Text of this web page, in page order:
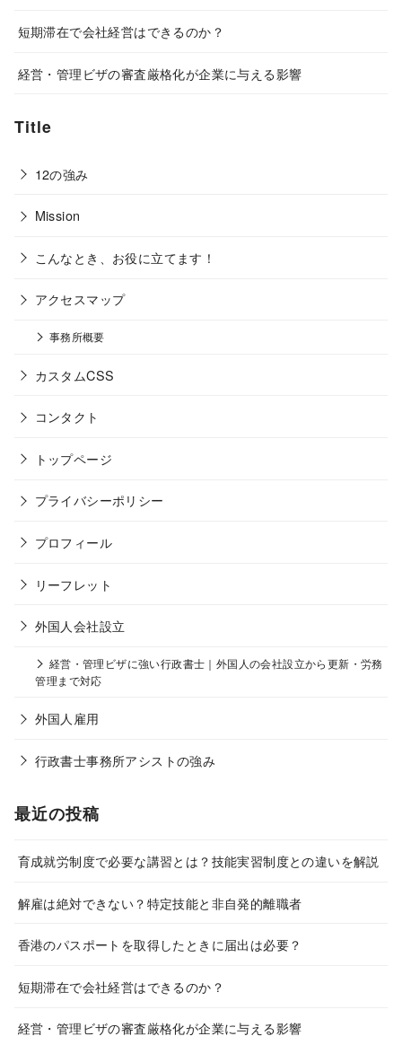
短期滞在で会社経営はできるのか？
経営・管理ビザの審査厳格化が企業に与える影響
Title
12の強み
Mission
こんなとき、お役に立てます！
アクセスマップ
事務所概要
カスタムCSS
コンタクト
トップページ
プライバシーポリシー
プロフィール
リーフレット
外国人会社設立
経営・管理ビザに強い行政書士｜外国人の会社設立から更新・労務
管理まで対応
外国人雇用
行政書士事務所アシストの強み
最近の投稿
育成就労制度で必要な講習とは？技能実習制度との違いを解説
解雇は絶対できない？特定技能と非自発的離職者
香港のパスポートを取得したときに届出は必要？
短期滞在で会社経営はできるのか？
経営・管理ビザの審査厳格化が企業に与える影響